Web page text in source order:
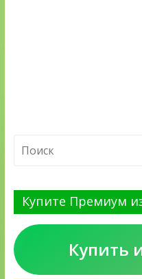
Купите Премиум
Купить